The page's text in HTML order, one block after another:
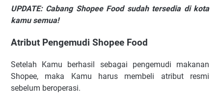
UPDATE: Cabang Shopee Food sudah tersedia di kota
kamu semua!
Atribut Pengemudi Shopee Food
Setelah Kamu berhasil sebagai pengemudi makanan
Shopee, maka Kamu harus membeli atribut resmi
sebelum beroperasi.